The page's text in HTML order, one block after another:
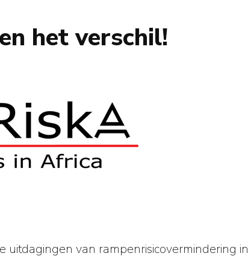
het verschil!
uitdagingen van rampenrisicovermindering in